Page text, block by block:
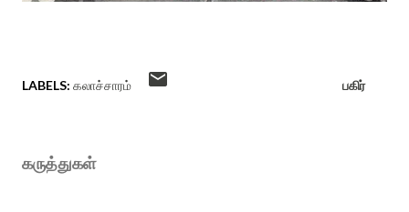
LABELS: கலாச்சாரம் பகிர்
கருத்துகள்